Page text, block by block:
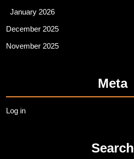
January 2026
December 2025
November 2025
Meta
Log in
Search